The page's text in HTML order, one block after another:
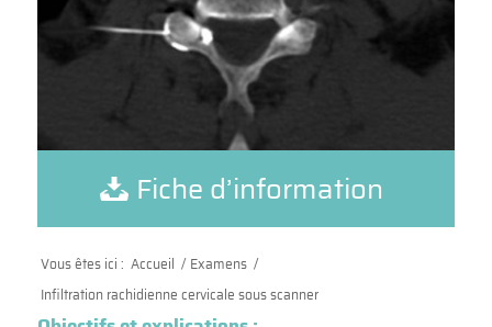
Fiche d’information
Vous êtes ici : Accueil / Examens /
Infiltration rachidienne cervicale sous scanner